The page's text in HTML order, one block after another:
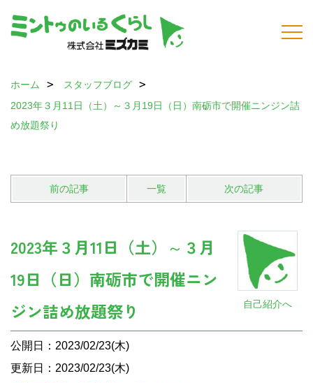
ホーム
スタッフブログ
2023年３月11日（土）～３月19日（日）南砺市で開催ニンジン詰
め放題祭り
前の記事 一覧 次の記事
自己紹介へ
2023年３月11日（土）～３月
19日（日）南砺市で開催ニン
ジン詰め放題祭り
公開日：2023/02/23(木)
更新日：2023/02/23(木)